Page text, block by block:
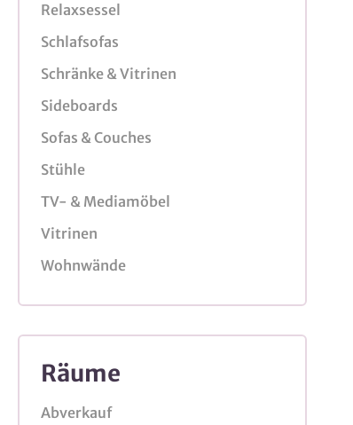
Relaxsessel
Schlafsofas
Schränke & Vitrinen
Sideboards
Sofas & Couches
Stühle
TV- & Mediamöbel
Vitrinen
Wohnwände
Räume
Abverkauf